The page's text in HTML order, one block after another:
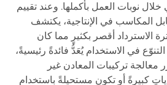
خلال نوبات العمل بأكملها. وعند تقييم
المكاسب في الإنتاجية، يكتشف
الاسترداد أقصر بكثيرٍ مما كان
في الاستخدام يُعَدُّ فائدةً رئيسيةً،
معالجة تركيبات المعادن غير
كبيرةً أو تكون مستحيلةً باستخدام